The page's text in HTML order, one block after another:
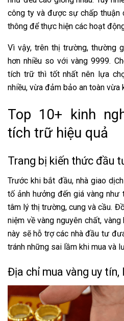
công ty và được sự chấp thuận
thông để thực hiện các hoạt
Vì vậy, trên thị trường, thường
hơn nhiều so với vàng 9999.
tích trữ thì tốt nhất nên lựa
nhiều, vừa đảm bảo an toàn vừa
Top 10+ kinh
tích trữ hiệu quả
Trang bị kiến thức đầu
Trước khi bắt đầu, nhà giao
tố ảnh hưởng đến giá vàng như
tâm lý thị trường, cung và cầu.
niệm về vàng nguyên chất,
này sẽ hỗ trợ các nhà đầu tư
tránh những sai lầm khi mua và
Địa chỉ mua vàng uy tín,